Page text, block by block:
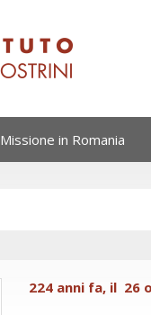
Missione in Romania
224 anni fa, il 26